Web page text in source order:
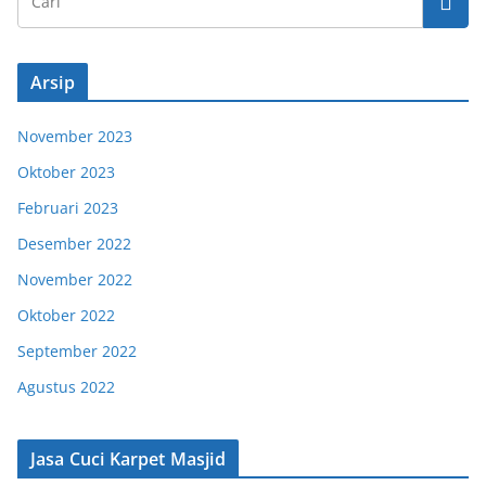
Arsip
November 2023
Oktober 2023
Februari 2023
Desember 2022
November 2022
Oktober 2022
September 2022
Agustus 2022
Jasa Cuci Karpet Masjid